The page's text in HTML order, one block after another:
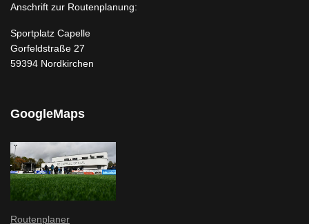
Anschrift zur Routenplanung:
Sportplatz Capelle
Gorfeldstraße 27
59394 Nordkirchen
GoogleMaps
Routenplaner